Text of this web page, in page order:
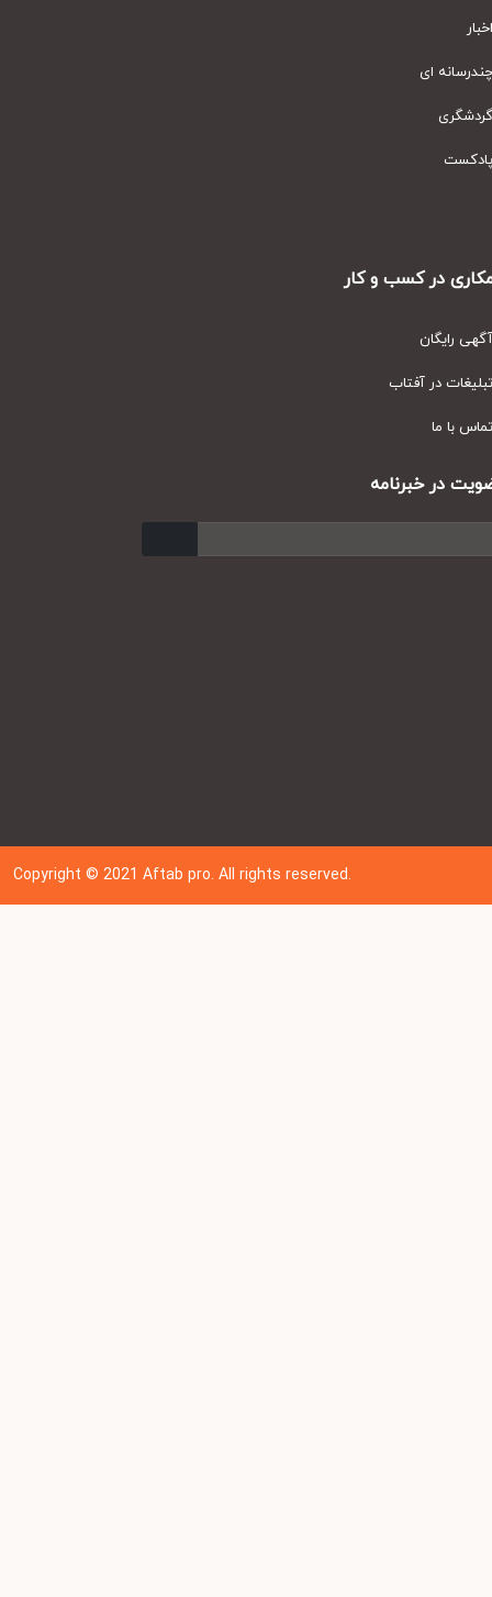
ای
در کسب و کار
رایگان
در آفتاب
با ما
در خبرنامه
Copyright © 202 1Aftab pro. All rights reserved.